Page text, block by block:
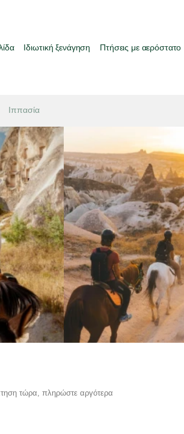
Ιδιωτική ξενάγηση Πτήσεις με αερόστατο
Ιππασία
τώρα, πληρώστε αργότερα